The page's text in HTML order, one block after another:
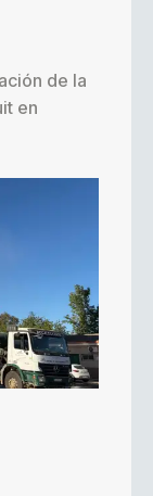
de la
en